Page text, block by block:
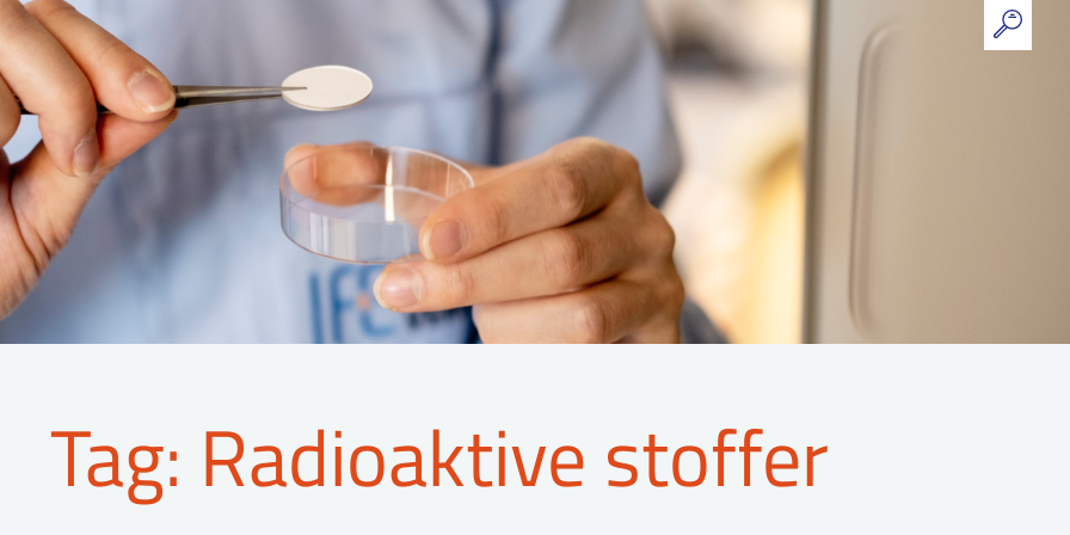
Tag: Radioaktive stoffer